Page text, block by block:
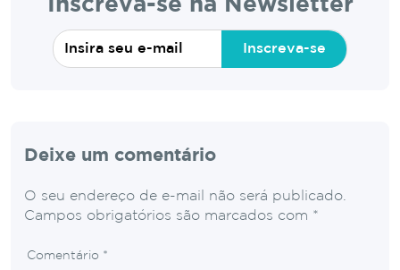
Inscreva-se na Newsletter
Inscreva-se
Deixe um comentário
O seu endereço de e-mail não será publicado.
Campos obrigatórios são marcados com *
Comentário *